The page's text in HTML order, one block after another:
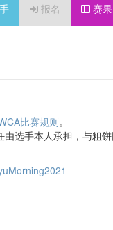
报名 赛果
比赛规则。
选手本人承担，与粗饼